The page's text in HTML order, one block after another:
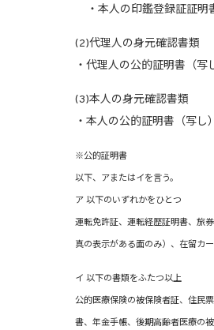
・本人の印鑑登録証証明
(2)代理人の身元確認書類
・代理人の公的証明書（写
(3)本人の身元確認書類
・本人の公的証明書（写し）
※公的証明書
以下、アまたはイを言う。
ア 以下のいずれかをひとつ
運転免許証、運転経歴証明書、旅
真の表示がある面のみ）、在留カ
イ 以下の書類をふたつ以上
公的医療保険の被保険者証、住民
書、年金手帳、後期高齢者医療の